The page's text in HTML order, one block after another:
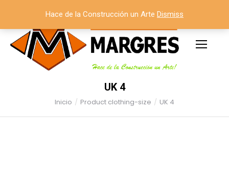
UK 4
Inicio Product clothing-size UK 4
Hace de la Construcción un Arte Dismiss